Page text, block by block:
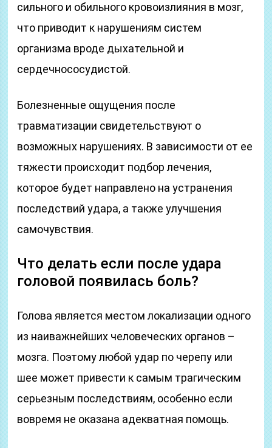
сильного и обильного кровоизлияния в мозг,
что приводит к нарушениям систем
организма вроде дыхательной и
сердечнососудистой.
Болезненные ощущения после
травматизации свидетельствуют о
возможных нарушениях. В зависимости от ее
тяжести происходит подбор лечения,
которое будет направлено на устранения
последствий удара, а также улучшения
самочувствия.
Что делать если после удара
головой появилась боль?
Голова является местом локализации одного
из наиважнейших человеческих органов –
мозга. Поэтому любой удар по черепу или
шее может привести к самым трагическим
серьезным последствиям, особенно если
вовремя не оказана адекватная помощь.